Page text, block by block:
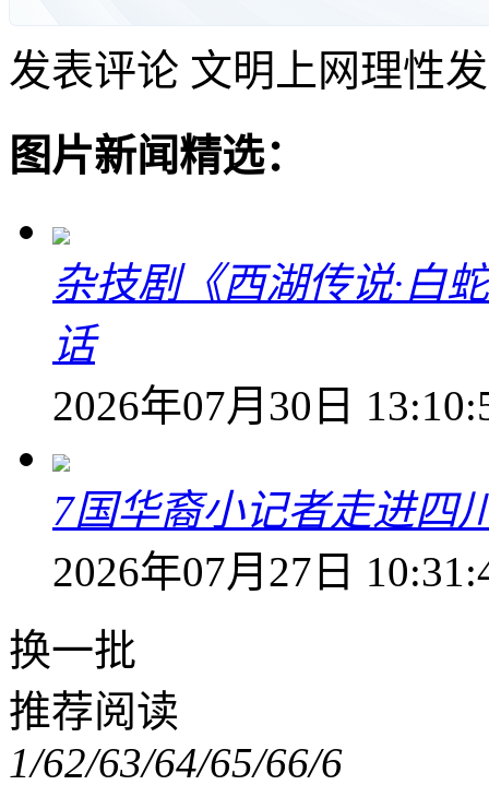
发表评论 文明上网理性
图片新闻精选：
杂技剧《西湖传说·白
话
2026年07月30日
7国华裔小记者走进四
2026年07月27日
换一批
推荐阅读
1/62/63/64/65/66/6